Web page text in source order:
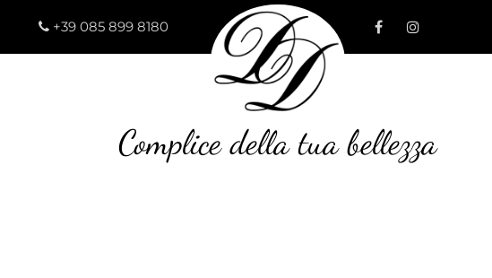
+39 085 899 8180
Complice della tua bellezza